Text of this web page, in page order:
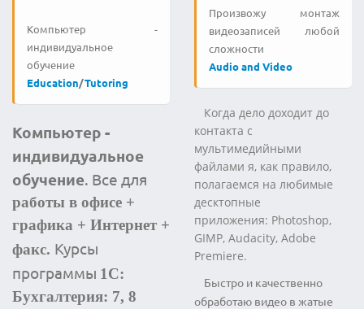
Компьютер -
индивидуальное
обучение
Education/Tutoring
Компьютер -
индивидуальное
обучение. Все для
работы в офисе +
графика + Интернет +
факс. Курсы
программы 1С:
Бухгалтерия: 7, 8
Произвожу монтаж
видеозаписей любой
сложности
Audio and Video
Когда дело доходит до
контакта с
мультимедийными
файлами я, как правило,
полагаемся на любимые
десктопные
приложения: Photoshop,
GIMP, Audacity, Adobe
Premierе.
Быстро и качественно
обработаю видео в жатые